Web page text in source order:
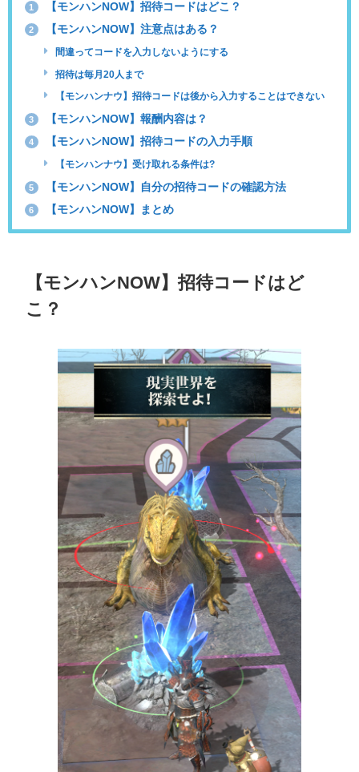
1 【モンハンNOW】招待コードはどこ？
2 【モンハンNOW】注意点はある？
間違ってコードを入力しないようにする
招待は毎月20人まで
【モンハンナウ】招待コードは後から入力することはできない
3 【モンハンNOW】報酬内容は？
4 【モンハンNOW】招待コードの入力手順
【モンハンナウ】受け取れる条件は?
5 【モンハンNOW】自分の招待コードの確認方法
6 【モンハンNOW】まとめ
【モンハンNOW】招待コードはど
こ？